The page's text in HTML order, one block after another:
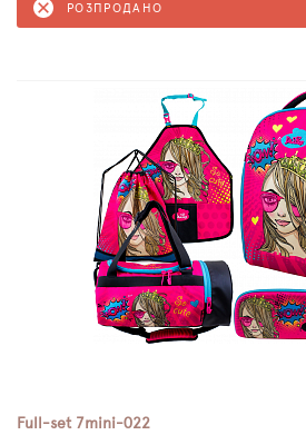
РОЗПРОДАНО
Full-set 7mini-022